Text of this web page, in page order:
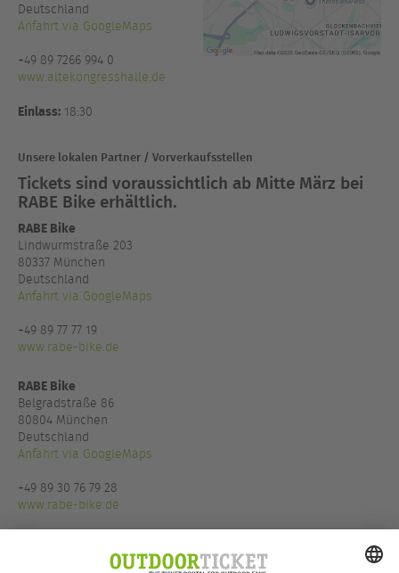
Deutschland
Anfahrt via GoogleMaps
+49 89 7266 994 0
www.altekongresshalle.de
Einlass: 18:30
Unsere lokalen Partner / Vorverkaufsstellen
Tickets sind voraussichtlich ab Mitte März bei
RABE Bike erhältlich.
RABE Bike
Lindwurmstraße 203
80337 München
Deutschland
Anfahrt via GoogleMaps
+49 89 77 77 19
www.rabe-bike.de
RABE Bike
Belgradstraße 86
80804 München
Deutschland
Anfahrt via GoogleMaps
+49 89 30 76 79 28
www.rabe-bike.de
Mit freundlicher Unterstützung von